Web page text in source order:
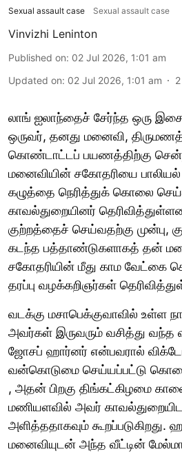
Sexual assault case Sexual assault case
Vinvizhi Leninton
Published on: 02 Jul 2026, 1:01 am
Updated on: 02 Jul 2026, 1:01 am 2
லாங் ஐலாந்தைச் சேர்ந்த ஒரு இசை
ஒருவர், தனது மனைவி,
கொண்டாட்டப் பயணத்திற்கு
மனைவியின் சகோதரியை
கழுத்தை நெரித்துக் கொலை
காவல்துறையினர்
குற்றத்தைச் செய்வதற்கு முன்பு,
கடந்த பத்தாண்டுகளாகத் தன்
சகோதரியின் மீது காம வேட்கை
தரப்பு வழக்கறிஞர்கள்
வடக்கு மசாபெக்குவாவில் உள்ள
அவர்கள் இருவரும் வசித்து வந்த
ஜோசப் ஹார்னர் என்பவரால்
வன்கொடுமை செய்யப்பட்டு
, அதன் பிறகு திங்கட்கிழமை
மணியளவில் அவர்
அளித்ததாகவும் கூறப்படுகிறது.
மனைவியுடன் அந்த வீட்டின் மேல்மாடி